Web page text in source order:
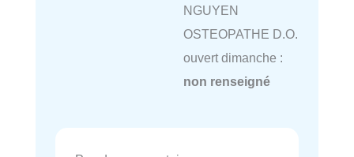
NGUYEN
OSTEOPATHE D.O.
ouvert dimanche :
non renseigné